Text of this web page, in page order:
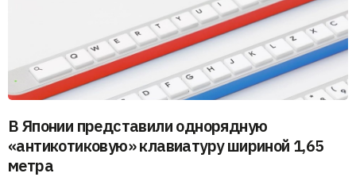
В Японии представили однорядную
«антикотиковую» клавиатуру шириной 1,65
метра